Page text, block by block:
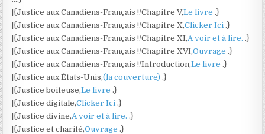
|{Justice aux Canadiens-Français !/Chapitre V,Le livre.}
|{Justice aux Canadiens-Français !/Chapitre X,Clicker Ici.}
|{Justice aux Canadiens-Français !/Chapitre XI,A voir et à lire..}
|{Justice aux Canadiens-Français !/Chapitre XVI,Ouvrage.}
|{Justice aux Canadiens-Français !/Introduction,Le livre.}
|{Justice aux États-Unis,(la couverture).}
|{Justice boiteuse,Le livre.}
|{Justice digitale,Clicker Ici.}
|{Justice divine,A voir et à lire..}
|{Justice et charité,Ouvrage.}